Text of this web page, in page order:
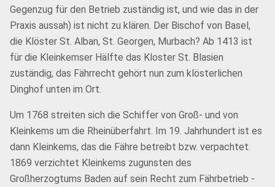
Gegenzug für den Betrieb zuständig ist, und wie das in der
Praxis aussah) ist nicht zu klären. Der Bischof von Basel,
die Klöster St. Alban, St. Georgen, Murbach? Ab 1413 ist
für die Kleinkemser Hälfte das Kloster St. Blasien
zuständig, das Fährrecht gehört nun zum klösterlichen
Dinghof unten im Ort.
Um 1768 streiten sich die Schiffer von Groß- und von
Kleinkems um die Rheinüberfahrt. Im 19. Jahrhundert ist es
dann Kleinkems, das die Fähre betreibt bzw. verpachtet.
1869 verzichtet Kleinkems zugunsten des
Großherzogtums Baden auf sein Recht zum Fährbetrieb -